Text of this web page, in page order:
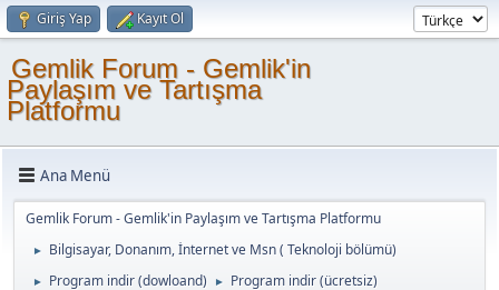
Giriş Yap Kayıt Ol
Gemlik Forum - Gemlik'in
Paylaşım ve Tartışma
Platformu
Ana Menü
Gemlik Forum - Gemlik'in Paylaşım ve Tartışma Platformu
► Bilgisayar, Donanım, İnternet ve Msn ( Teknoloji bölümü)
► Program indir (dowloand) ► Program indir (ücretsiz)